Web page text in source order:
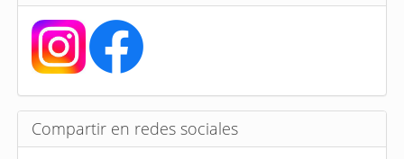
Compartir en redes sociales